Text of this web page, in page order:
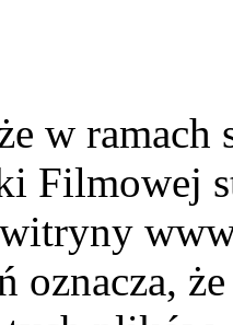
w ramach
Filmowej
oznacza,